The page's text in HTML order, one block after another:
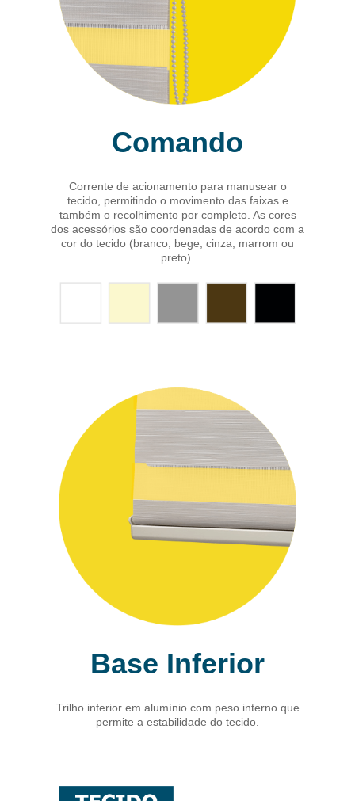
Comando
Corrente de acionamento para manusear o
tecido, permitindo o movimento das faixas e
também o recolhimento por completo. As cores
dos acessórios são coordenadas de acordo com a
cor do tecido (branco, bege, cinza, marrom ou
preto).
Base Inferior
Trilho inferior em alumínio com peso interno que
permite a estabilidade do tecido.